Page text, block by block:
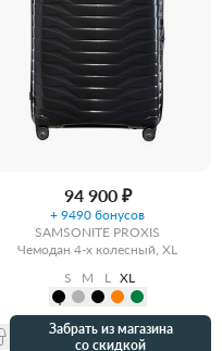
94 900 ₽
+ 9490 бонусов
SAMSONITE PROXIS
Чемодан 4-х колесный, XL
S
M L XL
Забрать из магазина
со скидкой